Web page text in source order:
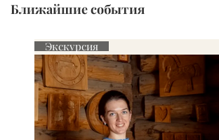
Ближайшие события
Экскурсия